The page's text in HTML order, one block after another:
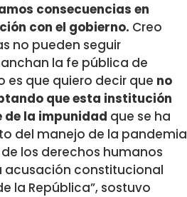
consecuencias en
con el gobierno. Creo
no pueden seguir
la fe pública de
es que quiero decir que no
que esta institución
de la impunidad que se ha
del manejo de la pandemia
los derechos humanos
acusación constitucional
la República”, sostuvo